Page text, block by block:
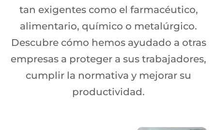
tan exigentes como el farmacéutico,
alimentario, químico o metalúrgico.
Descubre cómo hemos ayudado a otras
empresas a proteger a sus trabajadores,
cumplir la normativa y mejorar su
productividad.